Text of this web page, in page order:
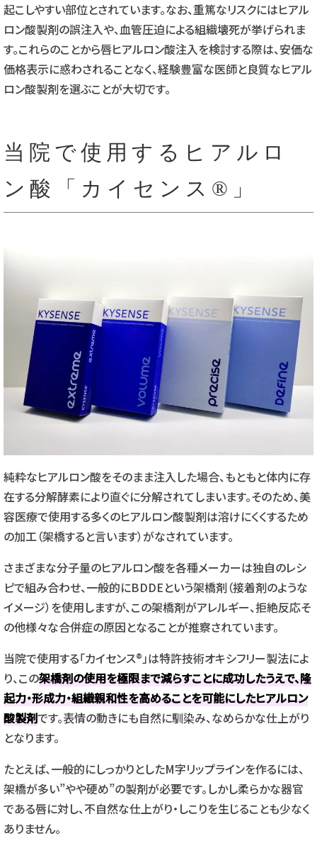
起こしやすい部位とされています。なお、重篤なリスクにはヒアル
ロン酸製剤の誤注入や、血管圧迫による組織壊死が挙げられま
す。これらのことから唇ヒアルロン酸注入を検討する際は、安価な
価格表示に惑わされることなく、経験豊富な医師と良質なヒアル
ロン酸製剤を選ぶことが大切です。
当院で使用するヒアルロ
ン酸「カイセンス®」
純粋なヒアルロン酸をそのまま注入した場合、もともと体内に存
在する分解酵素により直ぐに分解されてしまいます。そのため、美
容医療で使用する多くのヒアルロン酸製剤は溶けにくくするため
の加工（架橋すると言います）がなされています。
さまざまな分子量のヒアルロン酸を各種メーカーは独自のレシ
ピで組み合わせ、一般的にBDDEという架橋剤（接着剤のような
イメージ）を使用しますが、この架橋剤がアレルギー、拒絶反応そ
の他様々な合併症の原因となることが推察されています。
当院で使用する「カイセンス®」は特許技術オキシフリー製法によ
り、この架橋剤の使用を極限まで減らすことに成功したうえで、隆
起力・形成力・組織親和性を高めることを可能にしたヒアルロン
酸製剤です。表情の動きにも自然に馴染み、なめらかな仕上がり
となります。
たとえば、一般的にしっかりとしたM字リップラインを作るには、
架橋が多い”やや硬め”の製剤が必要です。しかし柔らかな器官
である唇に対し、不自然な仕上がり・しこりを生じることも少なく
ありません。